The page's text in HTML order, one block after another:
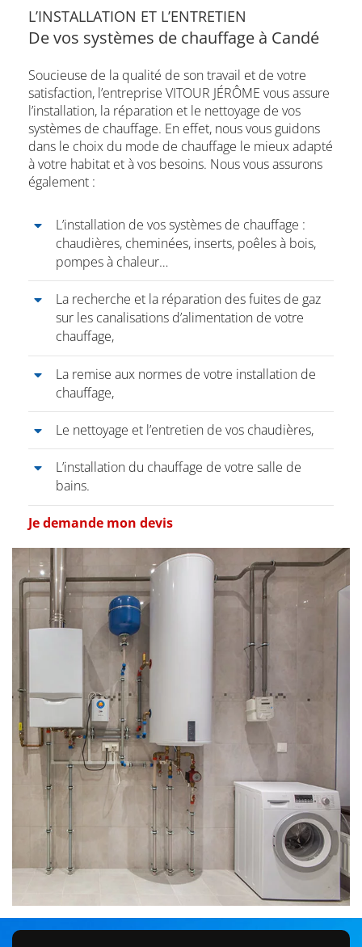
L’INSTALLATION ET L’ENTRETIEN
De vos systèmes de chauffage à Candé
Soucieuse de la qualité de son travail et de votre
satisfaction, l’entreprise VITOUR JÉRÔME vous assure
l’installation, la réparation et le nettoyage de vos
systèmes de chauffage. En effet, nous vous guidons
dans le choix du mode de chauffage le mieux adapté
à votre habitat et à vos besoins. Nous vous assurons
également :
L’installation de vos systèmes de chauffage :
chaudières, cheminées, inserts, poêles à bois,
pompes à chaleur…
La recherche et la réparation des fuites de gaz
sur les canalisations d’alimentation de votre
chauffage,
La remise aux normes de votre installation de
chauffage,
Le nettoyage et l’entretien de vos chaudières,
L’installation du chauffage de votre salle de
bains.
Je demande mon devis